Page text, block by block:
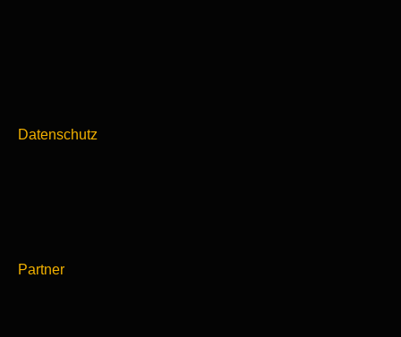
Datenschutz
Partner